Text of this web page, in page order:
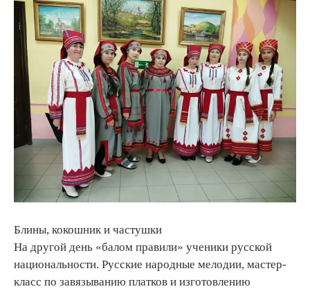
Блины, кокошник и частушки
На другой день «балом правили» ученики русской
национальности. Русские народные мелодии, мастер-
класс по завязыванию платков и изготовлению